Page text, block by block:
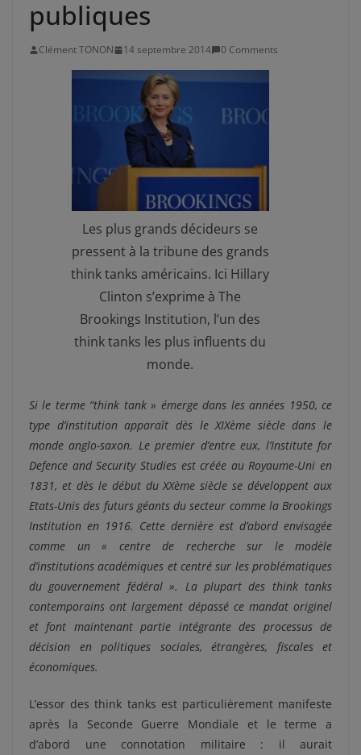
publiques
Clément TONON 14 septembre 2014 0 Comments
Les plus grands décideurs se
pressent à la tribune des grands
think tanks américains. Ici Hillary
Clinton s’exprime à The
Brookings Institution, l’un des
think tanks les plus influents du
monde.
Si le terme “think tank » émerge dans les années 1950, ce
type d’institution apparaît dès le XIXème siècle dans le
monde anglo-saxon. Le premier d’entre eux, l’Institute for
Defence and Security Studies est créée au Royaume-Uni en
1831, et dès le début du XXème siècle se développent aux
Etats-Unis des futurs géants du secteur comme la Brookings
Institution en 1916. Cette dernière est d’abord envisagée
comme un « centre de recherche sur le modèle
d’institutions académiques et centré sur les problématiques
du gouvernement fédéral ». La plupart des think tanks
contemporains ont largement dépassé ce mandat originel
et font maintenant partie intégrante des processus de
décision en politiques sociales, étrangères, fiscales et
économiques.
L’essor des think tanks est particulièrement manifeste
après la Seconde Guerre Mondiale et le terme a
d’abord une connotation militaire : il aurait